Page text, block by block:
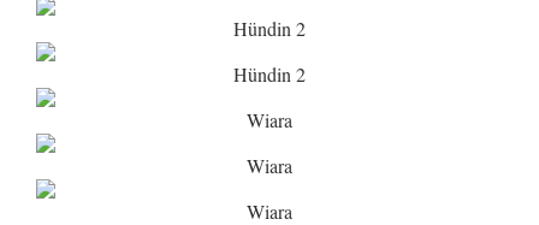
Hündin 2
Hündin 2
Wiara
Wiara
Wiara